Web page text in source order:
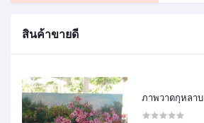
สินค้าขายดี
ภาพวาดกุหลาบ